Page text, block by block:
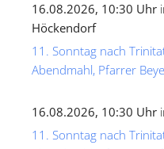
16.08.2026, 10:30 Uhr
Höckendorf
11. Sonntag nach
Abendmahl, Pfarrer
16.08.2026, 10:30 Uhr
11. Sonntag nach